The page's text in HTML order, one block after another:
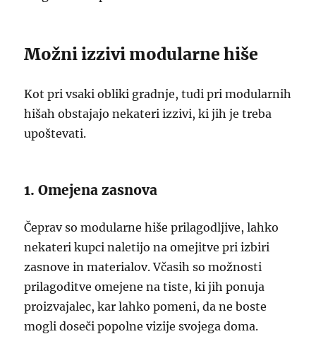
Možni izzivi modularne hiše
Kot pri vsaki obliki gradnje, tudi pri modularnih
hišah obstajajo nekateri izzivi, ki jih je treba
upoštevati.
1. Omejena zasnova
Čeprav so modularne hiše prilagodljive, lahko
nekateri kupci naletijo na omejitve pri izbiri
zasnove in materialov. Včasih so možnosti
prilagoditve omejene na tiste, ki jih ponuja
proizvajalec, kar lahko pomeni, da ne boste
mogli doseči popolne vizije svojega doma.